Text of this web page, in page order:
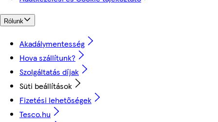
Rólunk
Akadálymentesség
Hova szállítunk?
Szolgáltatás díjak
Süti beállítások
Fizetési lehetőségek
Tesco.hu